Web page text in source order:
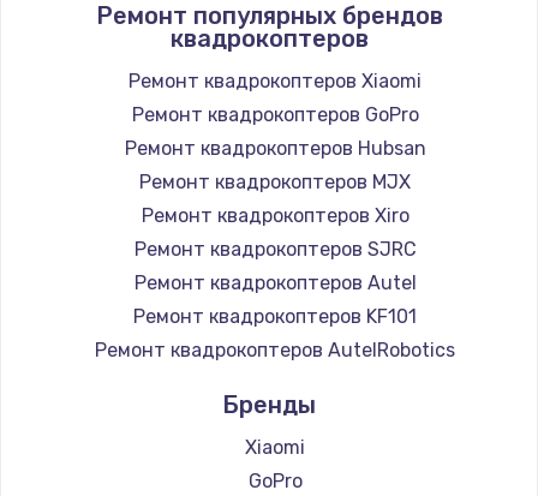
Ремонт популярных брендов
квадрокоптеров
Ремонт квадрокоптеров Xiaomi
Ремонт квадрокоптеров GoPro
Ремонт квадрокоптеров Hubsan
Ремонт квадрокоптеров MJX
Ремонт квадрокоптеров Xiro
Ремонт квадрокоптеров SJRC
Ремонт квадрокоптеров Autel
Ремонт квадрокоптеров KF101
Ремонт квадрокоптеров AutelRobotics
Бренды
Xiaomi
GoPro